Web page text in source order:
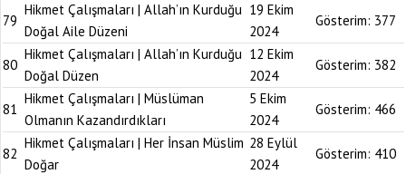
79
Hikmet Çalışmaları | Allah’ın Kurduğu
Doğal Aile Düzeni
19 Ekim
2024
Gösterim: 377
80
Hikmet Çalışmaları | Allah’ın Kurduğu
Doğal Düzen
12 Ekim
2024
Gösterim: 382
81
Hikmet Çalışmaları | Müslüman
Olmanın Kazandırdıkları
5 Ekim
2024
Gösterim: 466
82
Hikmet Çalışmaları | Her İnsan Müslim
Doğar
28 Eylül
2024
Gösterim: 410